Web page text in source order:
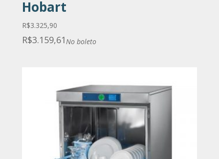
Hobart
R$3.325,90
R$3.159,61 No boleto